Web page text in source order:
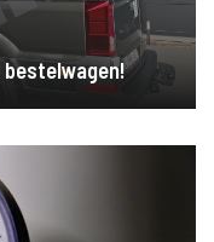
bestelwagen!